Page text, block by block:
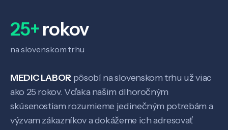
Veda a výskum
Pôsobenie
25+rokov
na slovenskom trhu
MEDIC LABOR pôsobí na slovenskom trhu už viac
ako 25 rokov. Vďaka našim dlhoročným
skúsenostiam rozumieme jedinečným potrebám a
výzvam zákazníkov a dokážeme ich adresovať